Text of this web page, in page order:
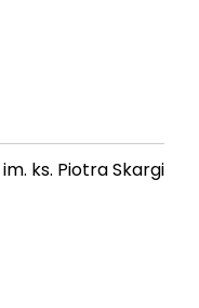
ks. Piotra Skargi